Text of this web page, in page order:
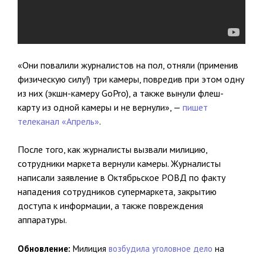
«Они повалили журналистов на пол, отняли (применив
физическую силу!) три камеры, повредив при этом одну
из них (экшн-камеру GoPro), а также вынули флеш-
карту из одной камеры и не вернули», — пишет
телеканал «Апрель».
После того, как журналисты вызвали милицию,
сотрудники маркета вернули камеры. Журналисты
написали заявление в Октябрьское РОВД по факту
нападения сотрудников супермаркета, закрытию
доступа к информации, а также повреждения
аппаратуры.
Обновление: Милиция возбудила уголовное дело на